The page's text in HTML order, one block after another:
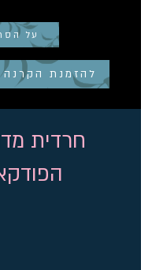
על
להזמנת הקרנה
חרדית